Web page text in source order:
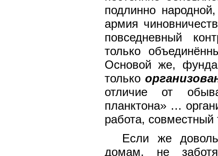
подлинно
армия
повседневный
только
Основой же,
только
отличие от
планктона» …
работа,
Если же
домам, не